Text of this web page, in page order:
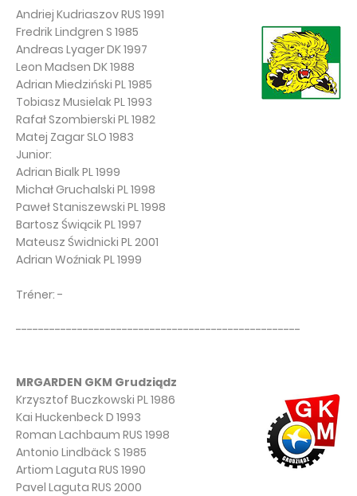
Andriej Kudriaszov RUS 1991
Fredrik Lindgren S 1985
Andreas Lyager DK 1997
Leon Madsen DK 1988
Adrian Miedziński PL 1985
Tobiasz Musielak PL 1993
Rafał Szombierski PL 1982
Matej Zagar SLO 1983
Junior:
Adrian Bialk PL 1999
Michał Gruchalski PL 1998
Paweł Staniszewski PL 1998
Bartosz Świącik PL 1997
Mateusz Świdnicki PL 2001
Adrian Woźniak PL 1999
Tréner: -
---------------------------------------------------
MRGARDEN GKM Grudziądz
Krzysztof Buczkowski PL 1986
Kai Huckenbeck D 1993
Roman Lachbaum RUS 1998
Antonio Lindbäck S 1985
Artiom Laguta RUS 1990
Pavel Laguta RUS 2000